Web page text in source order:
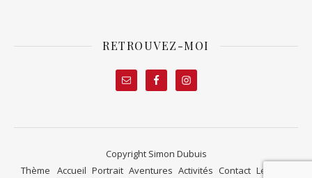
RETROUVEZ-MOI
Copyright Simon Dubuis
Accueil Portrait Aventures Activités Contact Le blog
Thème